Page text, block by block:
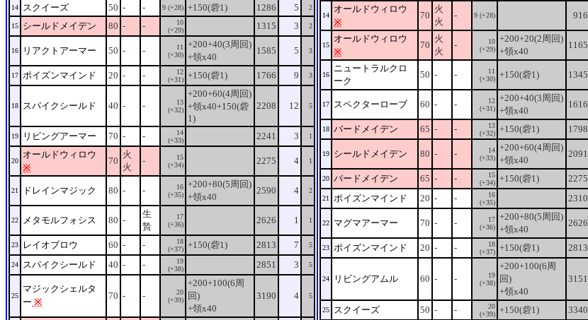
14 スクイーズ 50 - - 9 (+28) +150(砦1) 1286 5 2
15 シールドメイデン 80 - -
10
(+29)
1315 3 2
16 リアクトアーマー 50 - -
11
(+30)
+200+40(3周回)
+領x40
1585 5 3
17 ポイズンマインド 20 - -
12
(+31) +150(砦1) 1766 9 3
18 スパイクシールド 40 - -
13
(+32)
+200+60(4周回)
+領x40+150(砦
1)
2208 12 5
19 リビングアーマー 70 - -
14
(+33)
2241 3 1
20
オールドウィロウ
※
70
火
火
-
15
(+34)
2275 4 1
21 ドレインマジック 80 - -
16
(+35)
+200+80(5周回)
+領x40
2590 4 2
22 メタモルフォシス 80 -
生
贄
17
(+36)
2626 1 1
23 レイオブロウ 60 - -
18
(+37) +150(砦1) 2813 7 5
24 スパイクシールド 40 - -
19
(+38)
2851 3 5
25
マジックシェルタ
ー ※
70 - -
20
(+39)
+200+100(6周
回)
+領x40
3190 4 5
14
オールドウィロウ
※
70
火
火
- 9 (+28) 916
15
オールドウィロウ
※
70
火
火
-
10
(+29)
+200+20(2周回)
+領x40
1165
16
ニュートラルクロ
ーク
50 - -
11
(+30) +150(砦1) 1345
17 スペクターローブ 60 - -
12
(+31)
+200+40(3周回)
+領x40
1616
18 バードメイデン 65 - -
13
(+32) +150(砦1) 1798
19 シールドメイデン 80 - -
14
(+33)
+200+60(4周回)
+領x40
2091
20 バードメイデン 65 - -
15
(+34) +150(砦1) 2275
21 ポイズンマインド 20 - -
16
(+35)
2310
22 マグマアーマー 70 - -
17
(+36)
+200+80(5周回)
+領x40
2626
23 ポイズンマインド 20 - -
18
(+37) +150(砦1) 2813
24 リビングアムル 60 - -
19
(+38)
+200+100(6周
回)
+領x40
3151
25 スクイーズ 50 - -
20
(+39) +150(砦1) 3340